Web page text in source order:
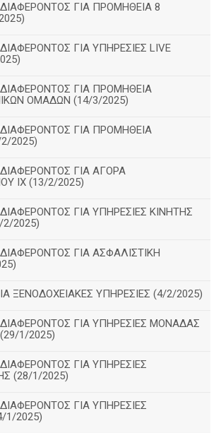
ΓΙΑ ΠΡΟΜΗΘΕΙΑ 8
ΓΙΑ ΥΠΗΡΕΣΙΕΣ LIVE
ΓΙΑ ΠΡΟΜΗΘΕΙΑ
ΟΜΑΔΩΝ (14/3/2025)
ΓΙΑ ΠΡΟΜΗΘΕΙΑ
2025)
ΓΙΑ ΑΓΟΡΑ
ΙΧ (13/2/2025)
ΓΙΑ ΥΠΗΡΕΣΙΕΣ ΚΙΝΗΤΗΣ
2025)
ΓΙΑ ΑΣΦΑΛΙΣΤΙΚΗ
ΞΕΝΟΔΟΧΕΙΑΚΕΣ ΥΠΗΡΕΣΙΕΣ (4/2/2025)
ΓΙΑ ΥΠΗΡΕΣΙΕΣ ΜΟΝΑΔΑΣ
1/2025)
ΓΙΑ ΥΠΗΡΕΣΙΕΣ
(28/1/2025)
ΓΙΑ ΥΠΗΡΕΣΙΕΣ
2025)